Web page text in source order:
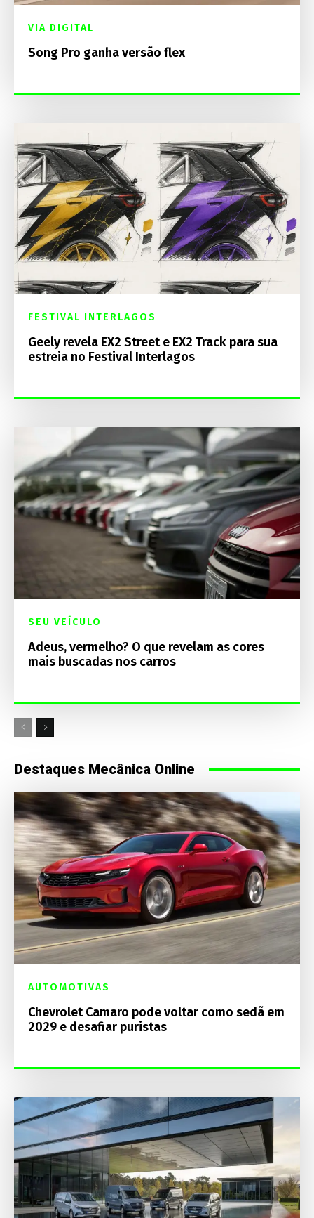
VIA DIGITAL
Song Pro ganha versão flex
FESTIVAL INTERLAGOS
Geely revela EX2 Street e EX2 Track para sua
estreia no Festival Interlagos
SEU VEÍCULO
Adeus, vermelho? O que revelam as cores
mais buscadas nos carros
Destaques Mecânica Online
AUTOMOTIVAS
Chevrolet Camaro pode voltar como sedã em
2029 e desafiar puristas